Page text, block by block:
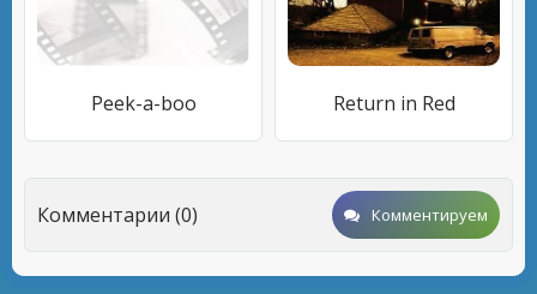
Peek-a-boo Return in Red
Комментарии (0) Комментируем